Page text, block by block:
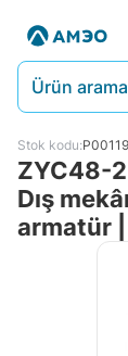
Ürün arama
Stok kodu:P00119
ZYC48-
Dış
armatür |